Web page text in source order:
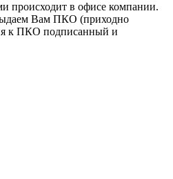
происходит в офисе компании.
Вам ПКО (приходно
к ПКО подписанный и